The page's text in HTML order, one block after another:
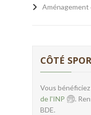
Aménagement
CÔTÉ
Vous
de l'INP
.
BDE.